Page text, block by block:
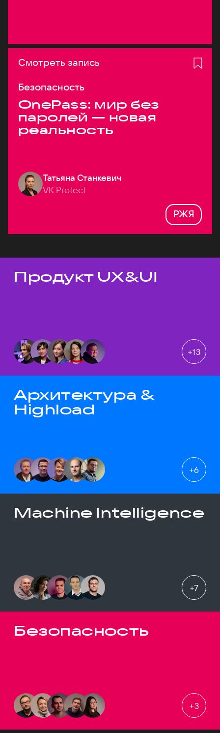
Смотреть запись
Безопасность
OnePass: мир без
паролей — новая
реальность
Татьяна Станкевич
VK Protect
РЖЯ
Темы докладов
Продукт UX&UI
+13
Архитектура &
Highload
+6
Machine Intelligence
+7
Безопасность
+3